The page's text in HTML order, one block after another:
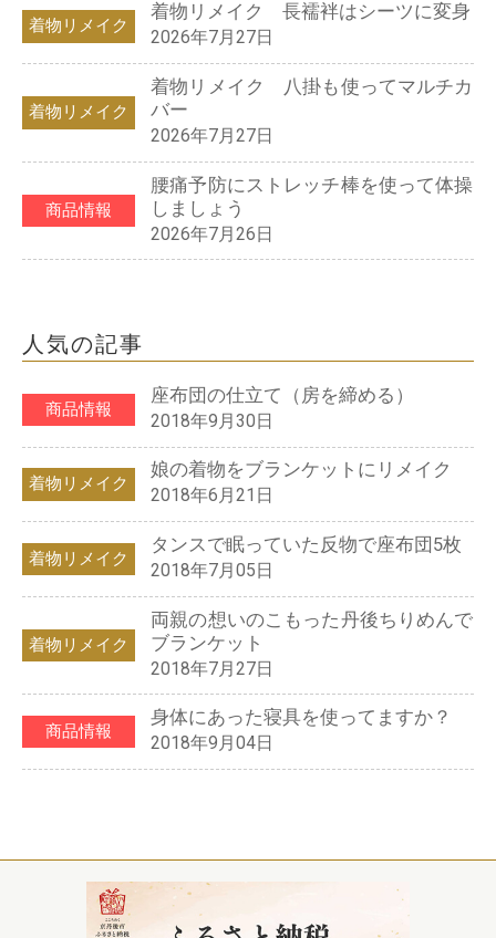
着物リメイク
着物リメイク 長襦袢はシーツに変身
2026年7月27日
着物リメイク
着物リメイク 八掛も使ってマルチカ
バー
2026年7月27日
商品情報
腰痛予防にストレッチ棒を使って体操
しましょう
2026年7月26日
人気の記事
商品情報
座布団の仕立て（房を締める）
2018年9月30日
着物リメイク
娘の着物をブランケットにリメイク
2018年6月21日
着物リメイク
タンスで眠っていた反物で座布団5枚
2018年7月05日
着物リメイク
両親の想いのこもった丹後ちりめんで
ブランケット
2018年7月27日
商品情報
身体にあった寝具を使ってますか？
2018年9月04日